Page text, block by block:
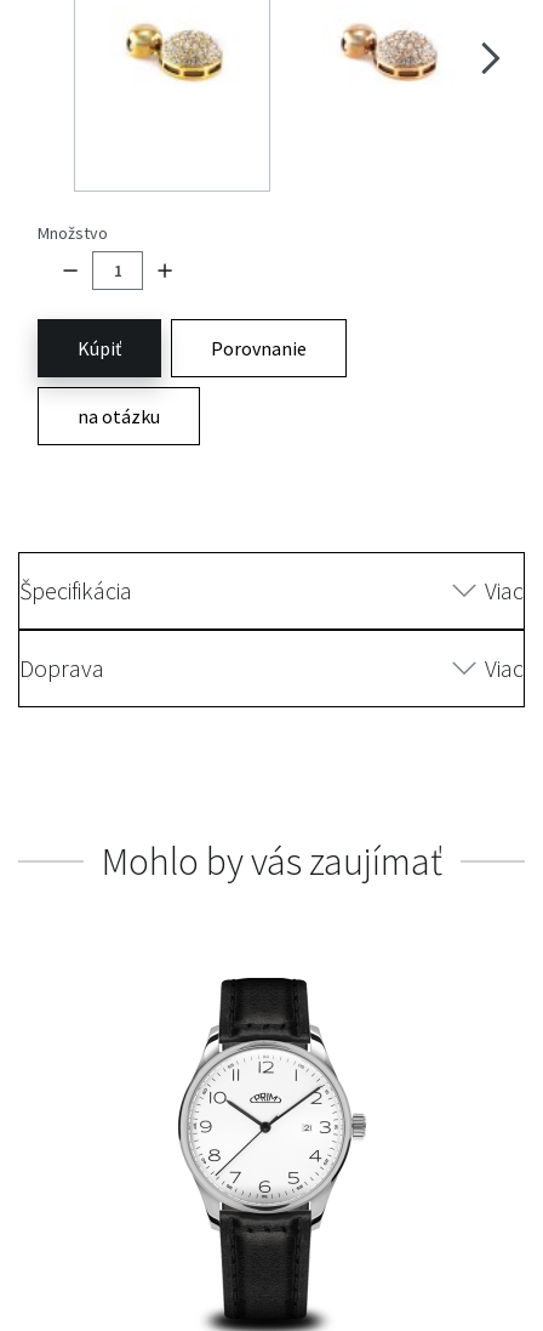
Množstvo
Kúpiť Porovnanie
na otázku
Špecifikácia Viac
Doprava Viac
Mohlo by vás zaujímať